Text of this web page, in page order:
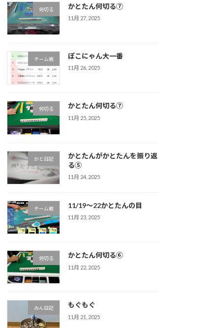
何切る かとたん何切る⑦
11月 27, 2025
チーム戦 ぽこにゃん大一番
11月 26, 2025
何切る かとたん何切る⑦
11月 25, 2025
かと日記
かとたんがかとたんを振り返
る⑤
11月 24, 2025
チーム戦 11/19〜22かとたんの目
11月 23, 2025
何切る かとたん何切る⑥
11月 22, 2025
みん日記 もぐもぐ
11月 21, 2025